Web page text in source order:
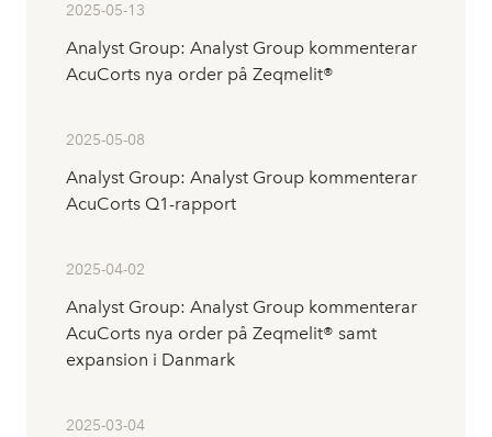
2025-05-13
Analyst Group: Analyst Group kommenterar
AcuCorts nya order på Zeqmelit®
2025-05-08
Analyst Group: Analyst Group kommenterar
AcuCorts Q1-rapport
2025-04-02
Analyst Group: Analyst Group kommenterar
AcuCorts nya order på Zeqmelit® samt
expansion i Danmark
2025-03-04